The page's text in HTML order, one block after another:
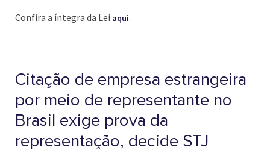
Confira a íntegra da Lei aqui.
Citação de empresa estrangeira
por meio de representante no
Brasil exige prova da
representação, decide STJ